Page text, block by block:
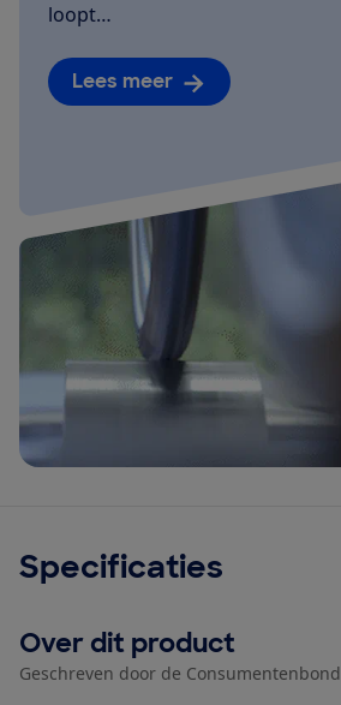
loopt…
Lees meer
Specificaties
Over dit product
Geschreven door de Consumentenbond